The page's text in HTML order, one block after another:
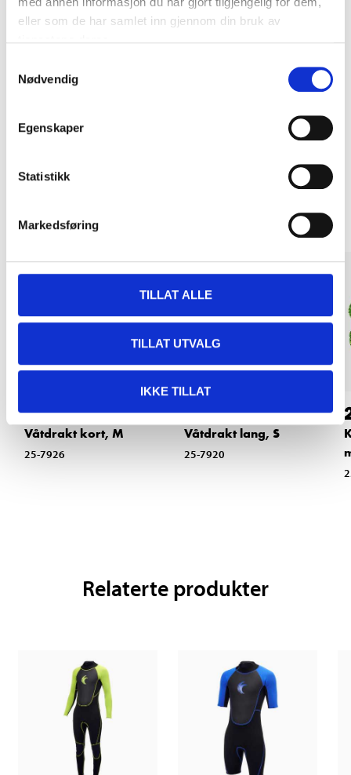
eller som de har samlet inn gjennom din bruk av
Nødvendig
Egenskaper
Statistikk
Markedsføring
TILLAT ALLE
TILLAT UTVALG
IKKE TILLAT
Andre kunder har også kjøpt
329,-
Våtdrakt kort, M
25-7926
399,-
Våtdrakt lang, S
25-7920
Relaterte produkter